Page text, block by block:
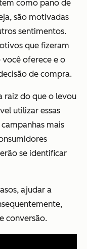
como pano de
são motivadas
sentimentos.
que fizeram
você oferece e o
de compra.
raiz do que o levou
utilizar essas
mais
se identificar
ajudar a
conversão.